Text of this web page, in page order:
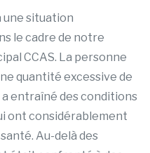
une situation
le cadre de notre
CCAS. La personne
quantité excessive de
entraîné des conditions
ont considérablement
Au-delà des